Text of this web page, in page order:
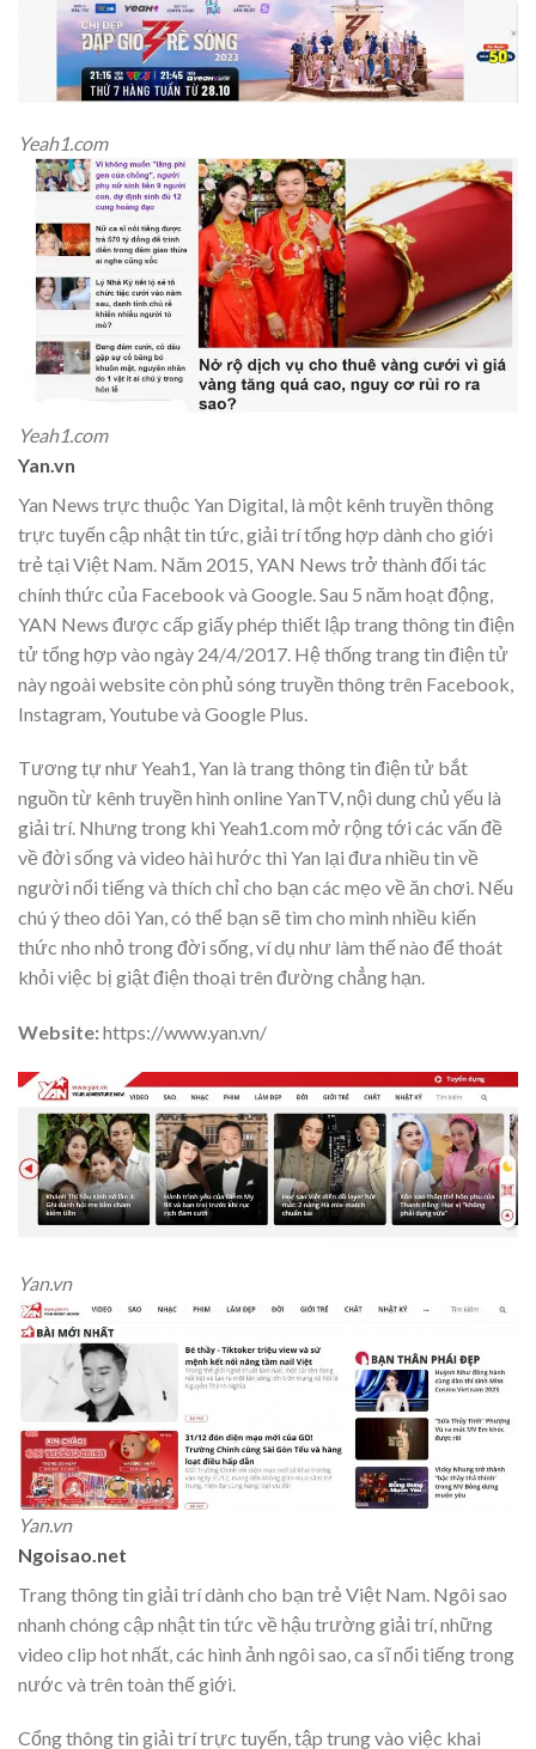
Yeah1.com
Yeah1.com
Yan.vn
Yan News trực thuộc Yan Digital, là một kênh truyền thông
trực tuyến cập nhật tin tức, giải trí tổng hợp dành cho giới
trẻ tại Việt Nam. Năm 2015, YAN News trở thành đối tác
chính thức của Facebook và Google. Sau 5 năm hoạt động,
YAN News được cấp giấy phép thiết lập trang thông tin điện
tử tổng hợp vào ngày 24/4/2017. Hệ thống trang tin điện tử
này ngoài website còn phủ sóng truyền thông trên Facebook,
Instagram, Youtube và Google Plus.
Tương tự như Yeah1, Yan là trang thông tin điện tử bắt
nguồn từ kênh truyền hình online YanTV, nội dung chủ yếu là
giải trí. Nhưng trong khi Yeah1.com mở rộng tới các vấn đề
về đời sống và video hài hước thì Yan lại đưa nhiều tin về
người nổi tiếng và thích chỉ cho bạn các mẹo về ăn chơi. Nếu
chú ý theo dõi Yan, có thể bạn sẽ tìm cho mình nhiều kiến
thức nho nhỏ trong đời sống, ví dụ như làm thế nào để thoát
khỏi việc bị giật điện thoại trên đường chẳng hạn.
Website:https://www.yan.vn/
Yan.vn
Yan.vn
Ngoisao.net
Trang thông tin giải trí dành cho bạn trẻ Việt Nam. Ngôi sao
nhanh chóng cập nhật tin tức về hậu trường giải trí, những
video clip hot nhất, các hình ảnh ngôi sao, ca sĩ nổi tiếng trong
nước và trên toàn thế giới.
Cổng thông tin giải trí trực tuyến, tập trung vào việc khai